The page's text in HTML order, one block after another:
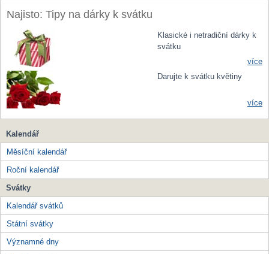
Najisto: Tipy na dárky k svátku
Klasické i netradiční dárky k
svátku
více
Darujte k svátku květiny
více
Kalendář
Měsíční kalendář
Roční kalendář
Svátky
Kalendář svátků
Státní svátky
Významné dny